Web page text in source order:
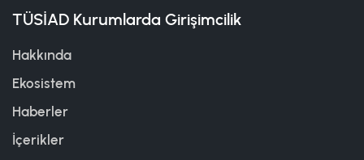
TÜSİAD Kurumlarda Girişimcilik
Hakkında
Ekosistem
Haberler
İçerikler